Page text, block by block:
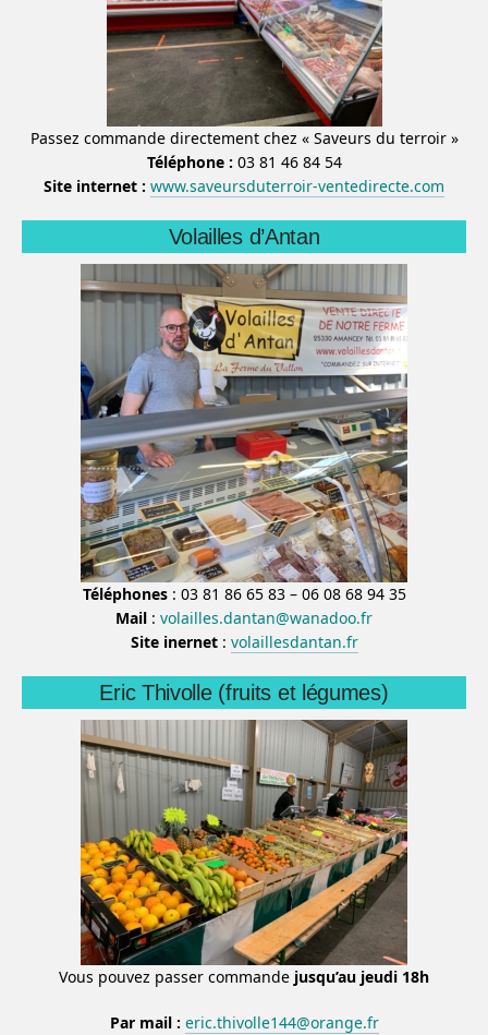
Passez commande directement chez « Saveurs du terroir »
Téléphone : 03 81 46 84 54
Site internet : www.saveursduterroir-ventedirecte.com
Volailles d’Antan
Téléphones: 03 81 86 65 83 – 06 08 68 94 35
Mail : volailles.dantan@wanadoo.fr
Site inernet: volaillesdantan.fr
Eric Thivolle (fruits et légumes)
Vous pouvez passer commande jusqu’au jeudi 18h
Par mail : eric.thivolle144@orange.fr